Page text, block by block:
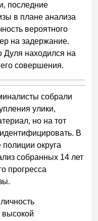
последние
в плане анализа
вероятного
на задержание.
Дуля находился на
совершения.
собрали
улики,
но на тот
В
округа
собранных 14 лет
прогресса
высокой